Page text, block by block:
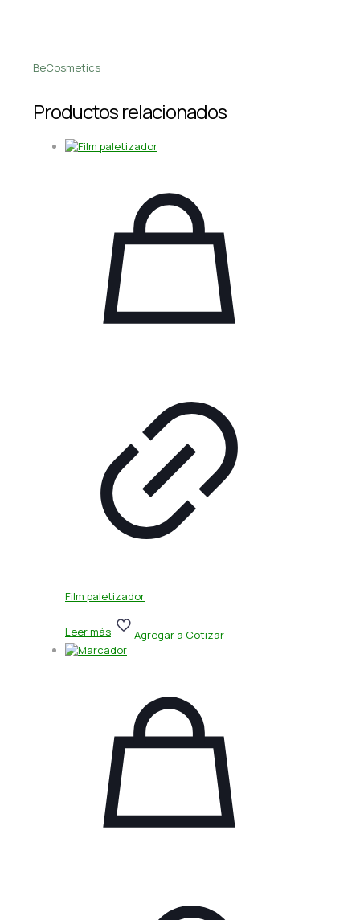
BeCosmetics
Productos relacionados
Film paletizador
Leer más Agregar a Cotizar